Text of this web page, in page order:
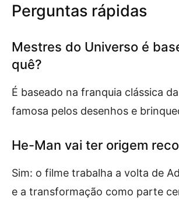
Perguntas rápidas
Mestres do Universo é
quê?
É baseado na franquia clássica da
famosa pelos desenhos e
He-Man vai ter origem
Sim: o filme trabalha a volta de
e a transformação como parte